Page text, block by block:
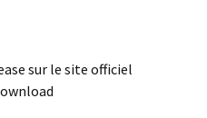
sur le site officiel